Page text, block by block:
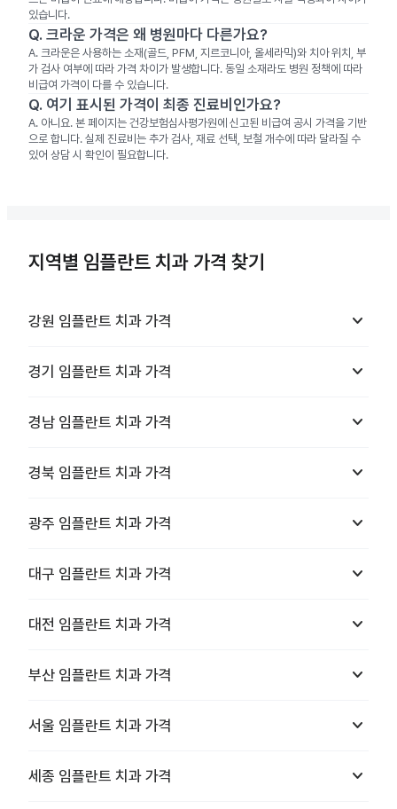
있습니다.
Q. 크라운 가격은 왜 병원마다 다른가요?
A. 크라운은 사용하는 소재(골드, PFM, 지르코니아, 올세라믹)와 치아 위치, 부
가 검사 여부에 따라 가격 차이가 발생합니다. 동일 소재라도 병원 정책에 따라
비급여 가격이 다를 수 있습니다.
Q. 여기 표시된 가격이 최종 진료비인가요?
A. 아니요. 본 페이지는 건강보험심사평가원에 신고된 비급여 공시 가격을 기반
으로 합니다. 실제 진료비는 추가 검사, 재료 선택, 보철 개수에 따라 달라질 수
있어 상담 시 확인이 필요합니다.
지역별 임플란트 치과 가격 찾기
강원 임플란트 치과 가격 keyboard_arrow_down
경기 임플란트 치과 가격 keyboard_arrow_down
경남 임플란트 치과 가격 keyboard_arrow_down
경북 임플란트 치과 가격 keyboard_arrow_down
광주 임플란트 치과 가격 keyboard_arrow_down
대구 임플란트 치과 가격 keyboard_arrow_down
대전 임플란트 치과 가격 keyboard_arrow_down
부산 임플란트 치과 가격 keyboard_arrow_down
서울 임플란트 치과 가격 keyboard_arrow_down
세종 임플란트 치과 가격 keyboard_arrow_down